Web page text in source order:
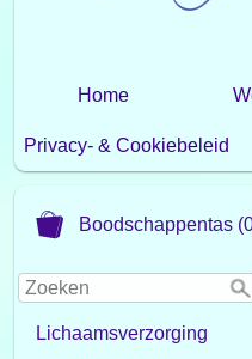
Home
Privacy- & Cookiebeleid
Boodschappentas
Lichaamsverzorging